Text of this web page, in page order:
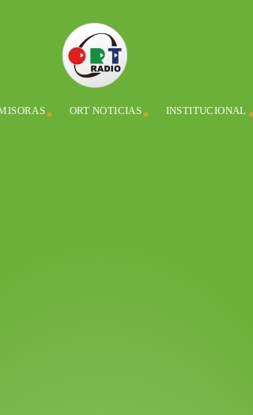
ORT NOTICIAS INSTITUCIONAL